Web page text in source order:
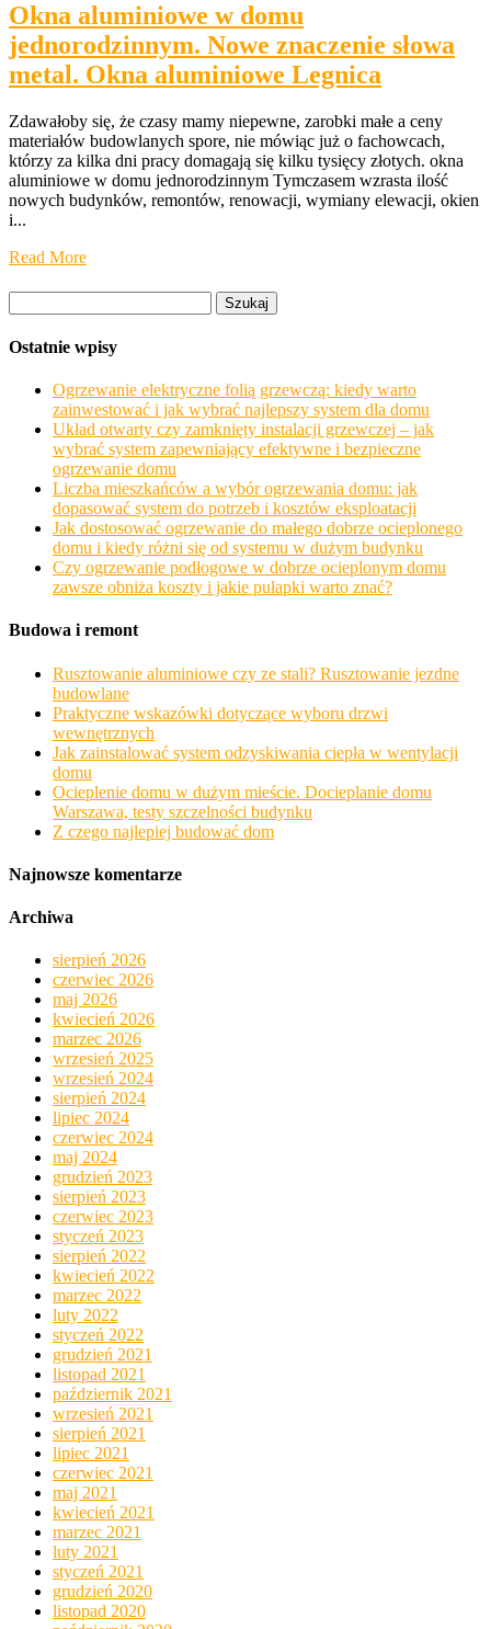
Okna aluminiowe w domu
jednorodzinnym. Nowe znaczenie słowa
metal. Okna aluminiowe Legnica
Zdawałoby się, że czasy mamy niepewne, zarobki małe a ceny
materiałów budowlanych spore, nie mówiąc już o fachowcach,
którzy za kilka dni pracy domagają się kilku tysięcy złotych. okna
aluminiowe w domu jednorodzinnym Tymczasem wzrasta ilość
nowych budynków, remontów, renowacji, wymiany elewacji, okien
i...
Read More
Ostatnie wpisy
Ogrzewanie elektryczne folią grzewczą: kiedy warto
zainwestować i jak wybrać najlepszy system dla domu
Układ otwarty czy zamknięty instalacji grzewczej – jak
wybrać system zapewniający efektywne i bezpieczne
ogrzewanie domu
Liczba mieszkańców a wybór ogrzewania domu: jak
dopasować system do potrzeb i kosztów eksploatacji
Jak dostosować ogrzewanie do małego dobrze ocieplonego
domu i kiedy różni się od systemu w dużym budynku
Czy ogrzewanie podłogowe w dobrze ocieplonym domu
zawsze obniża koszty i jakie pułapki warto znać?
Budowa i remont
Rusztowanie aluminiowe czy ze stali? Rusztowanie jezdne
budowlane
Praktyczne wskazówki dotyczące wyboru drzwi
wewnętrznych
Jak zainstalować system odzyskiwania ciepła w wentylacji
domu
Ocieplenie domu w dużym mieście. Docieplanie domu
Warszawa, testy szczelności budynku
Z czego najlepiej budować dom
Najnowsze komentarze
Archiwa
sierpień 2026
czerwiec 2026
maj 2026
kwiecień 2026
marzec 2026
wrzesień 2025
wrzesień 2024
sierpień 2024
lipiec 2024
czerwiec 2024
maj 2024
grudzień 2023
sierpień 2023
czerwiec 2023
styczeń 2023
sierpień 2022
kwiecień 2022
marzec 2022
luty 2022
styczeń 2022
grudzień 2021
listopad 2021
październik 2021
wrzesień 2021
sierpień 2021
lipiec 2021
czerwiec 2021
maj 2021
kwiecień 2021
marzec 2021
luty 2021
styczeń 2021
grudzień 2020
listopad 2020